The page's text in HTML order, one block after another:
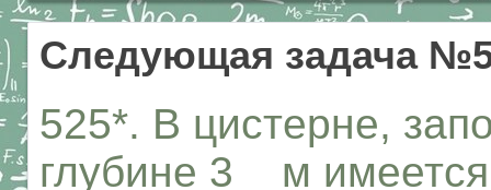
Следующая задача
525*. В цистерне,
глубине 3 м имеется